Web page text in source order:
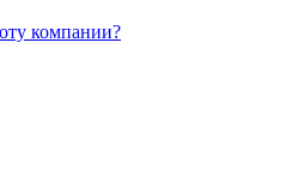
компании?